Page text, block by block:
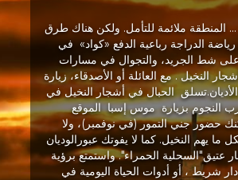
المنطقة ملائمة للتأمل. ولكن هناك طرق
الدراجة رباعية الدفع «كواد» في
على شط الجريد، والتجوال في مسارات
النخيل . مع العائلة أو الأصدقاء، زيارة
الحبال في أشجار النخيل في
النجوم بزيارة موس إسبا الموقع
حضور جني التمور (في نوفمبر)، ولا
يهم النخيل. كما لا يفوتك عبورالوديان
عتيق"السحلية الحمراء". واستمتع برؤية
شريط ، أو أدوات الحياة اليومية في